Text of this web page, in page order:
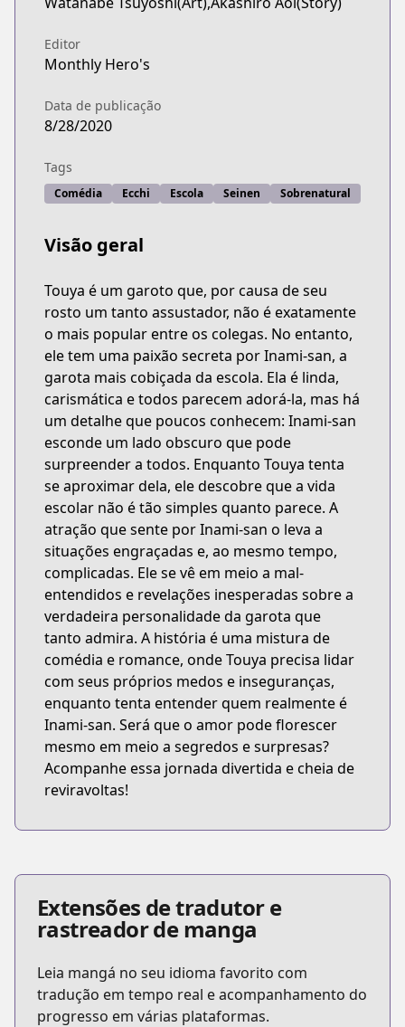
Editor
Monthly Hero's
Data de publicação
8/28/2020
Tags
Comédia Ecchi Escola Seinen Sobrenatural
Visão geral
Touya é um garoto que, por causa de seu
rosto um tanto assustador, não é exatamente
o mais popular entre os colegas. No entanto,
ele tem uma paixão secreta por Inami-san, a
garota mais cobiçada da escola. Ela é linda,
carismática e todos parecem adorá-la, mas há
um detalhe que poucos conhecem: Inami-san
esconde um lado obscuro que pode
surpreender a todos. Enquanto Touya tenta
se aproximar dela, ele descobre que a vida
escolar não é tão simples quanto parece. A
atração que sente por Inami-san o leva a
situações engraçadas e, ao mesmo tempo,
complicadas. Ele se vê em meio a mal-
entendidos e revelações inesperadas sobre a
verdadeira personalidade da garota que
tanto admira. A história é uma mistura de
comédia e romance, onde Touya precisa lidar
com seus próprios medos e inseguranças,
enquanto tenta entender quem realmente é
Inami-san. Será que o amor pode florescer
mesmo em meio a segredos e surpresas?
Acompanhe essa jornada divertida e cheia de
reviravoltas!
Extensões de tradutor e
rastreador de manga
Leia mangá no seu idioma favorito com
tradução em tempo real e acompanhamento do
progresso em várias plataformas.